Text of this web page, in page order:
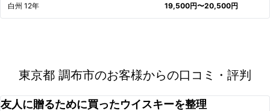
白州 12年 19,500円〜20,500円
東京都 調布市のお客様からの口コミ・評判
友人に贈るために買ったウイスキーを整理